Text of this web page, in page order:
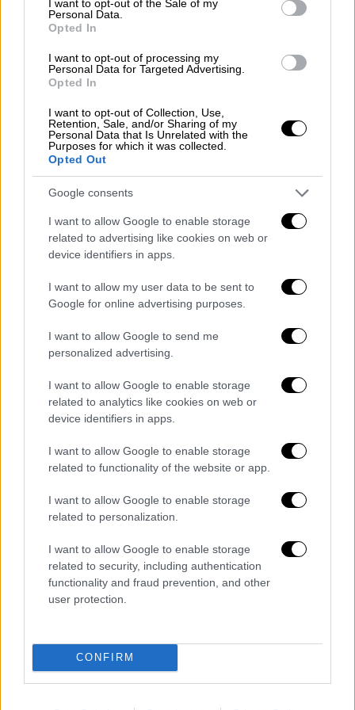
I want to opt-out of the Sale of my
Personal Data.
Opted In
I want to opt-out of processing my
Personal Data for Targeted Advertising.
Opted In
I want to opt-out of Collection, Use,
Retention, Sale, and/or Sharing of my
Personal Data that Is Unrelated with the
Purposes for which it was collected.
Opted Out
Google consents
I want to allow Google to enable storage
related to advertising like cookies on web or
device identifiers in apps.
I want to allow my user data to be sent to
Google for online advertising purposes.
I want to allow Google to send me
personalized advertising.
I want to allow Google to enable storage
related to analytics like cookies on web or
device identifiers in apps.
I want to allow Google to enable storage
related to functionality of the website or app.
I want to allow Google to enable storage
related to personalization.
I want to allow Google to enable storage
related to security, including authentication
functionality and fraud prevention, and other
user protection.
CONFIRM
Γαριβάλδη, σε όλο το μήκος της και στις
καθέτους αυτής έως την πρώτη
παράλληλη οδό.
Ακταίου, σε όλο το μήκος της και στις
παράλληλη οδό.
Ακάμαντος, σε όλο το μήκος της και
στις καθέτους αυτής έως την πρώτη
παράλληλη οδό.
Νηλέως, σε όλο το μήκος της και στις
καθέτους αυτής έως την πρώτη
παράλληλη οδό.
Ερμού, σε όλο το μήκος της και στις
καθέτους αυτής έως την πρώτη
παράλληλη οδό.
Αγ. Ασωμάτων, στο τμήμα αυτής από την
οδό Σαρρή έως την οδό Ερμού και τις
παράλληλη οδό.
Μητροπόλεως, σε όλο το μήκος της και
στις καθέτους αυτής έως την πρώτη
παράλληλη οδό.
Αθηνάς, σε όλο το μήκος της και στις
παράλληλη οδό.
Σταδίου, στο τμήμα αυτής από την Πλ.
Ομονοίας έως την οδό Αμερικής και
στις καθέτους αυτής έως την πρώτη
Οδό έως την
Πλατεία Ομονοίας και στις καθέτους